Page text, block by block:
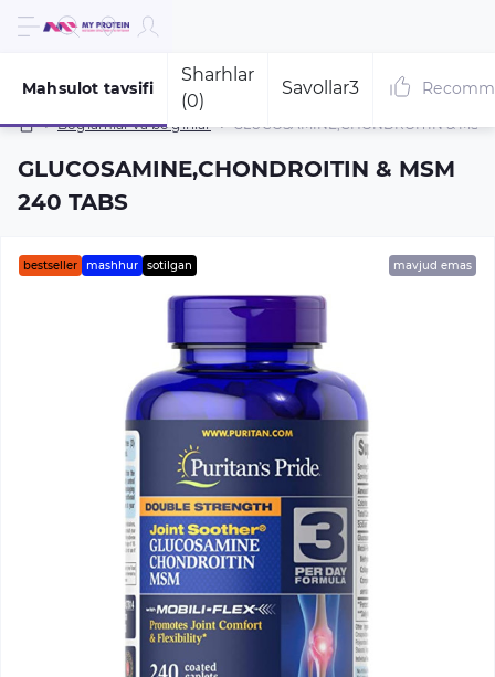
Bog'lamlar va bo'g'inlar GLUCOSAMINE,CHONDROITIN & MSM
GLUCOSAMINE,CHONDROITIN & MSM
240 TABS
Mahsulot tavsifi
Sharhlar
(0)
Savollar3
bestseller mashhur sotilgan mavjud emas